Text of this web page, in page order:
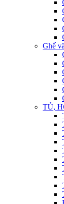
Ghế
TỦ,